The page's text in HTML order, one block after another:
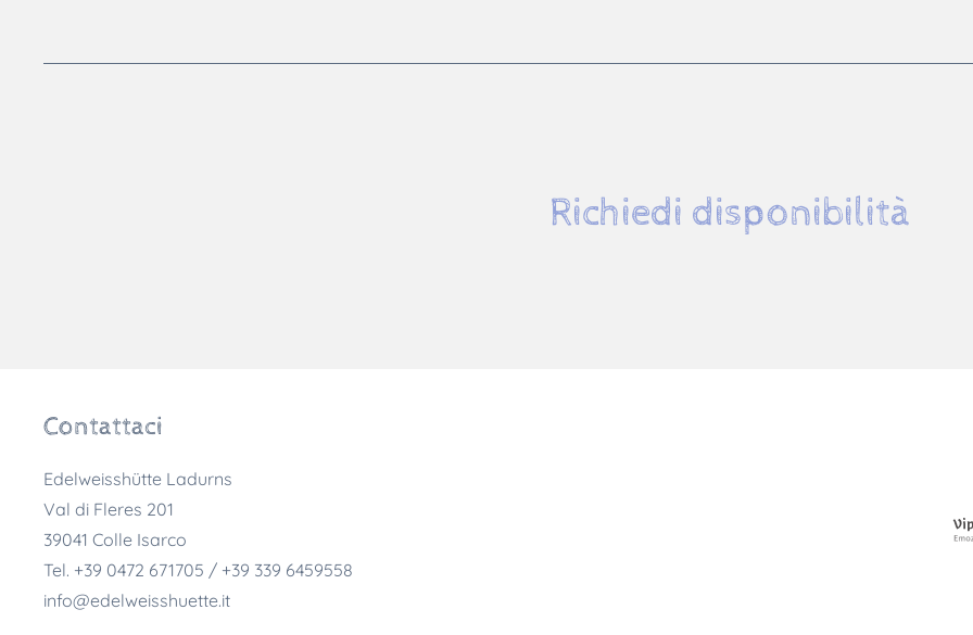
Richiedi disponibilità
Contattaci
Edelweisshütte Ladurns
Val di Fleres 201
39041 Colle Isarco
Tel. +39 0472 671705 / +39 339 6459558
info@edelweisshuette.it